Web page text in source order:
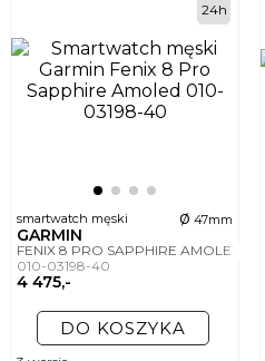
smartwatch męski ø 47mm
GARMIN
FENIX 8 PRO SAPPHIRE AMOLED
010-03198-40
4 475,-
24h
DO KOSZYKA